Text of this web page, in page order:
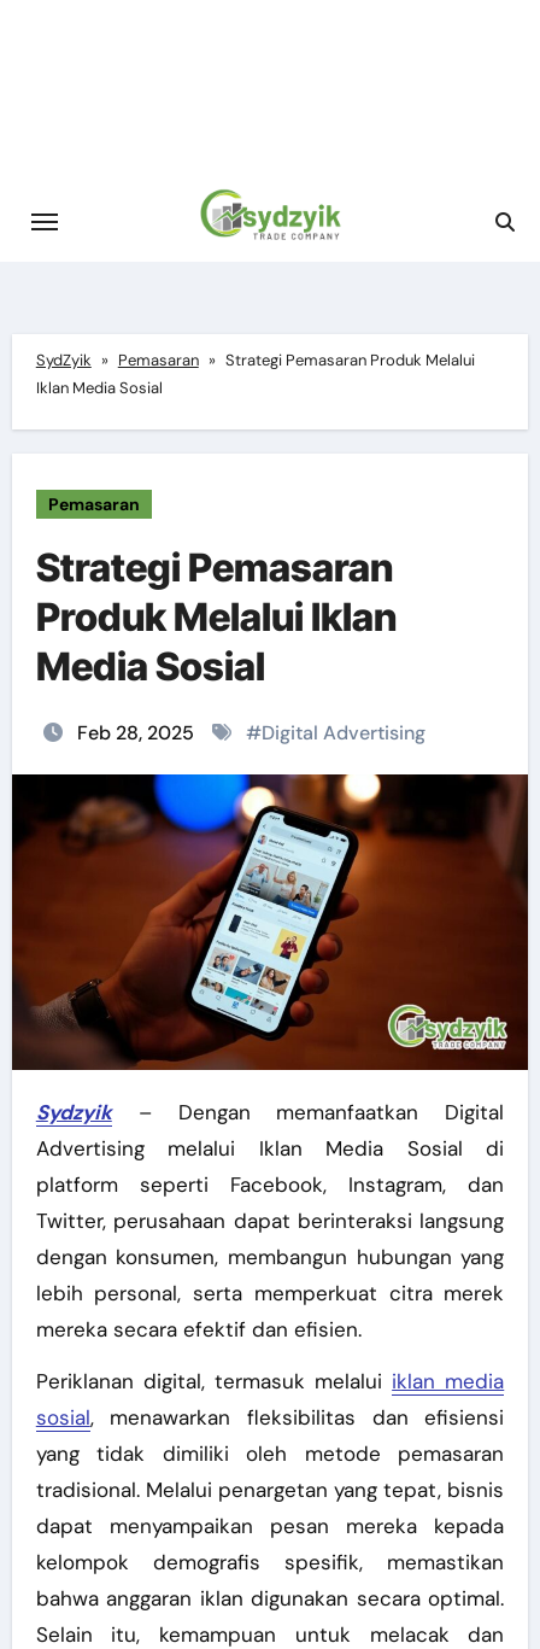
SydZyik » Pemasaran » Strategi Pemasaran Produk Melalui
Iklan Media Sosial
Pemasaran
Strategi Pemasaran
Produk Melalui Iklan
Media Sosial
Feb 28, 2025 #Digital Advertising
Sydzyik– Dengan memanfaatkan Digital
Advertising melalui Iklan Media Sosial di
platform seperti Facebook, Instagram, dan
Twitter, perusahaan dapat berinteraksi langsung
dengan konsumen, membangun hubungan yang
lebih personal, serta memperkuat citra merek
mereka secara efektif dan efisien.
Periklanan digital, termasuk melalui iklan media
sosial, menawarkan fleksibilitas dan efisiensi
yang tidak dimiliki oleh metode pemasaran
tradisional. Melalui penargetan yang tepat, bisnis
dapat menyampaikan pesan mereka kepada
kelompok demografis spesifik, memastikan
bahwa anggaran iklan digunakan secara optimal.
Selain itu, kemampuan untuk melacak dan